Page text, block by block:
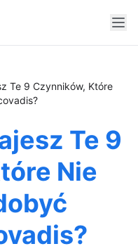
Te 9 Czynników, Które
Te 9
Nie